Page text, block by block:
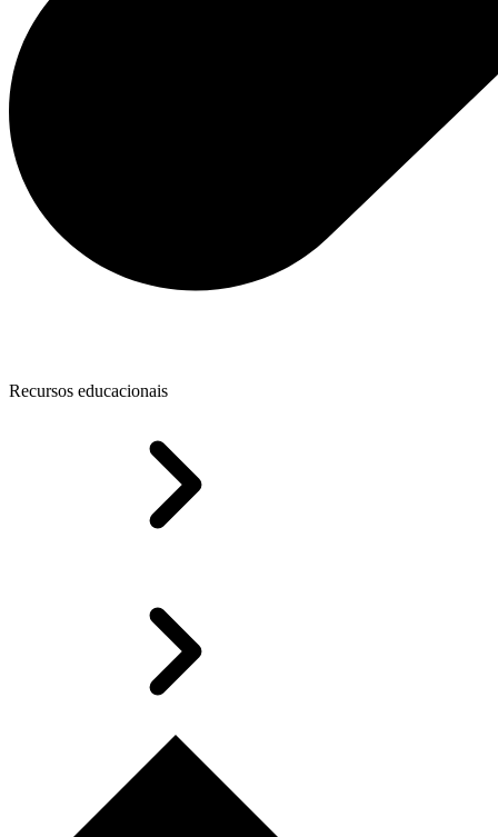
Recursos educacionais